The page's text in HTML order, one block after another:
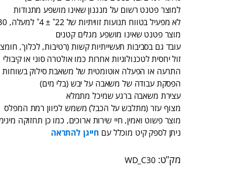
למוצר פטנט רשום על מנגנון שאינו מושפע מתנודות
לא מפעיל בטווח תנועות זוויתיות של 22˚ ± 4˚ למעלה, 30˚ ± 5˚ לצד
מוצר פטנט שאינו מושפע מגלים קטנים
עובד גם בסביבות תעשייתיות קשות (רטיבות, לכלוך,
זול יחסית לטכנולוגיות אחרות כמו אולטרה סוני או קיבולי
התרעה או הפעלה אוטומטית של משאבת סילוק בשוחות
הפסקת עבודה של משאבה על יבש (בלי מים)
עצירת משאבה ברגע שמיכל מתמלא
מצוף עזר (מתלבש על הכבל) משמש לכיוון רמת המפלס
מוצר פשוט ואמין, חיי שירות ארוכים, כמו כן תחזוקה
ניתן לספק קיט מוכלל עם חייגן להתראה
WD_C30